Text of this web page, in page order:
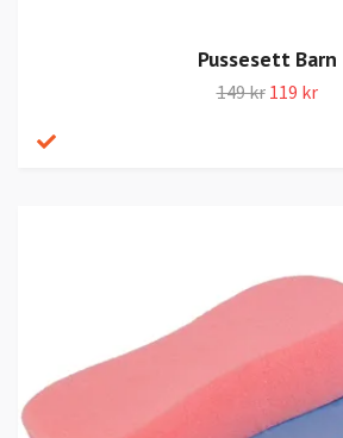
Pussesett Barn
149 kr 119 kr